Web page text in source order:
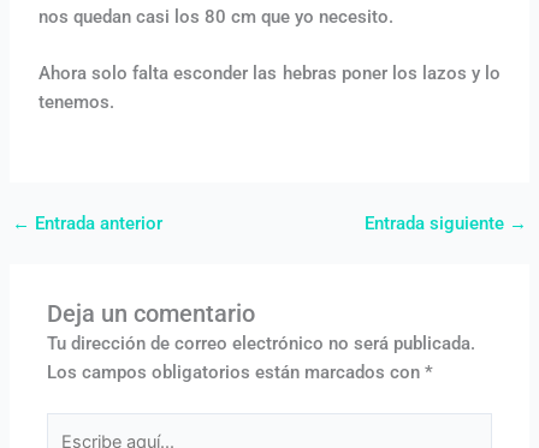
nos quedan casi los 80 cm que yo necesito.
Ahora solo falta esconder las hebras poner los lazos y lo
tenemos.
← Entrada anterior Entrada siguiente →
Deja un comentario
Tu dirección de correo electrónico no será publicada.
Los campos obligatorios están marcados con*